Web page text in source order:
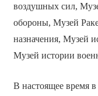
воздушных сил,
обороны, Музей
назначения, Музей
Музей истории
В настоящее время в